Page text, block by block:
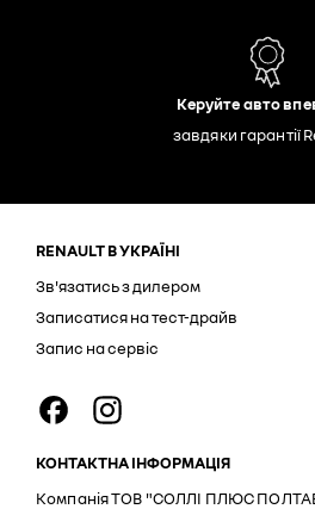
Керуйте авто
завдяки гарантії
RENAULT В УКРАЇНІ
Зв'язатись з дилером
Записатися на тест-драйв
Запис на сервіс
КОНТАКТНА ІНФОРМАЦІЯ
Компанія ТОВ "СОЛЛІ ПЛЮС